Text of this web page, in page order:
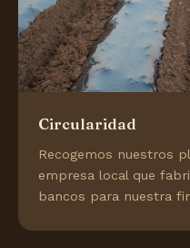
Circularidad
Recogemos nuestros
empresa local que
bancos para nuestra